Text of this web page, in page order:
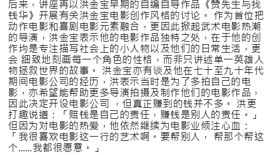
后来，讲座再以洪金宝早期的自编自导作品《赞先生与找
钱华》开展有关洪金宝电影创作风格的讨论。 作为首位把
动作电影和喜剧电影元素融合，更因此掀起武术电影热潮
的导演，洪金宝表示他的电影作品独特之处，在于他的创
作均是专注描写社会上的小人物以及他们的日常生活，更
会 细致地刻画每一个角色的性格，而非只讲述单一英雄人
物拯救世界的故事。 洪金宝亦有谈及他在七十至九十年代
期间电影公司的经历，洪表示当时是为了多拍自己的电
影，亦希望能帮助更多导演拍摄及制作他们的电影作品，
因此决定开设电影公司 ，但真正赚到的钱并不多。 洪更
打趣说道：「赔钱是自己的责任，赚钱是别人的责任。」
但因为对电影的热爱，他依然继续为电影业倾注心血：
「我很喜欢电影这一行的艺术啊。要帮别人， 帮那个帮这
个……我都很愿意。」